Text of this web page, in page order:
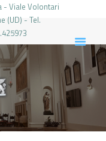
- Viale Volontari
(UD) - Tel.
UDINE